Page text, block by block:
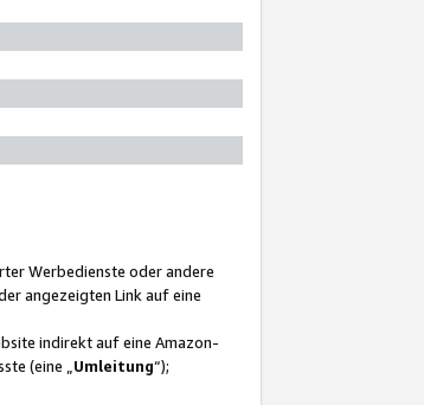
Werbedienste oder andere
angezeigten Link auf eine
indirekt auf eine Amazon-
(eine „ Umleitung“);